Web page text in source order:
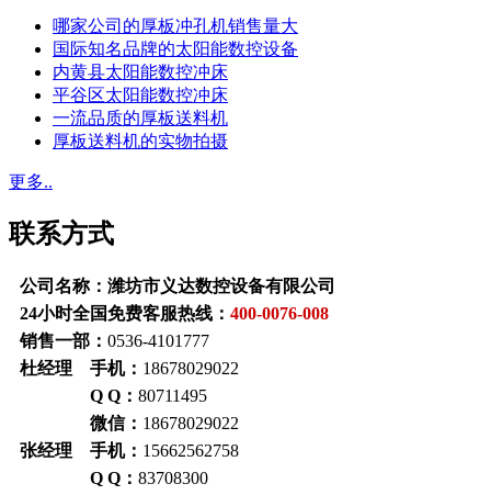
哪家公司的厚板冲孔机销售量大
国际知名品牌的太阳能数控设备
内黄县太阳能数控冲床
平谷区太阳能数控冲床
一流品质的厚板送料机
厚板送料机的实物拍摄
更多..
联系方式
公司名称：潍坊市义达数控设备有限公司
24小时全国免费客服热线： 400-0076-008
销售一部： 0536-4101777
杜经理 手机： 18678029022
Q Q： 80711495
微信： 18678029022
张经理 手机： 15662562758
Q Q ： 83708300